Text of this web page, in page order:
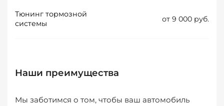
Тюнинг тормозной
системы
от 9 000 руб.
Наши преимущества
Мы заботимся о том, чтобы ваш автомобиль